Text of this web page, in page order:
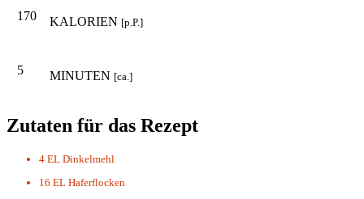
170 KALORIEN [p.P.]
5 MINUTEN [ca.]
Zutaten für das Rezept
4 EL Dinkelmehl
16 EL Haferflocken